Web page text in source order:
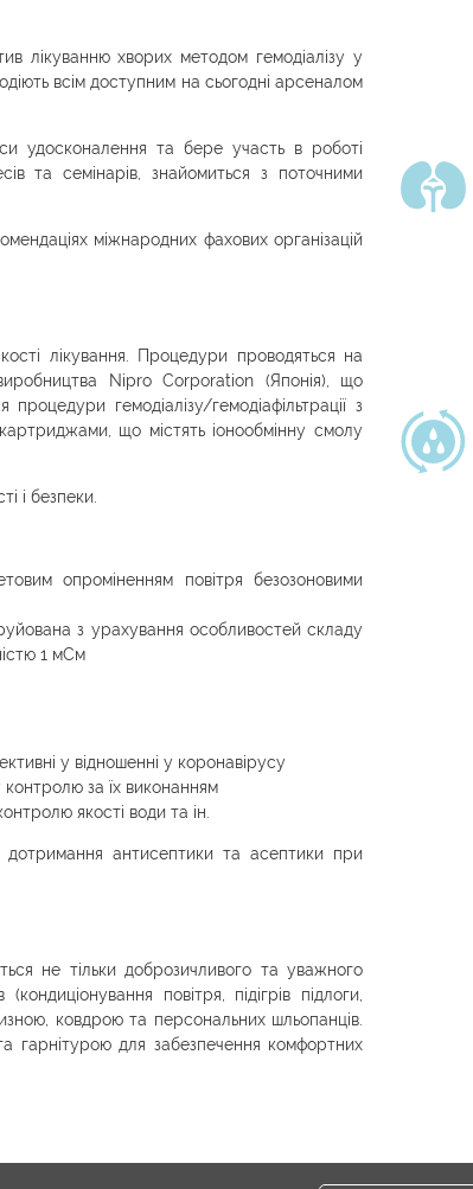
лікуванню хворих методом гемодіалізу у
всім доступним на сьогодні арсеналом
удосконалення та бере участь в роботі
та семінарів, знайомиться з поточними
міжнародних фахових організацій
лікування. Процедури проводяться на
Nipro Corporation (Японія), що
гемодіалізу/гемодіафільтрації з
що містять іонообмінну смолу
і безпеки.
опроміненням повітря безозоновими
з урахування особливостей складу
1 мСм
у відношенні у коронавірусу
контролю за їх виконанням
якості води та ін.
дотримання антисептики та асептики при
не тільки доброзичливого та уважного
повітря, підігрів підлоги,
ковдрою та персональних шльопанців.
гарнітурою для забезпечення комфортних